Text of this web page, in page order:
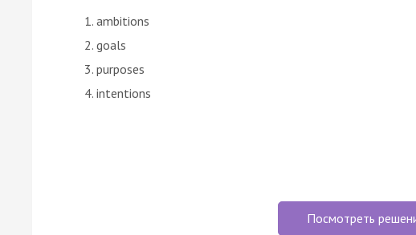
ambitions
goals
purposes
intentions
Посмотреть